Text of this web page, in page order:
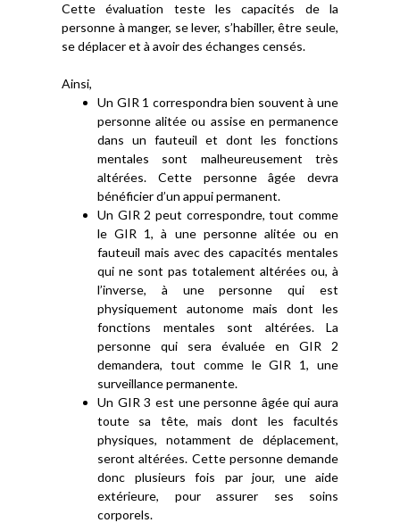
Cette évaluation teste les capacités de la
personne à manger, se lever, s’habiller, être seule,
se déplacer et à avoir des échanges censés.
Ainsi,
Un GIR 1 correspondra bien souvent à une
personne alitée ou assise en permanence
dans un fauteuil et dont les fonctions
mentales sont malheureusement très
altérées. Cette personne âgée devra
bénéficier d’un appui permanent.
Un GIR 2 peut correspondre, tout comme
le GIR 1, à une personne alitée ou en
fauteuil mais avec des capacités mentales
qui ne sont pas totalement altérées ou, à
l’inverse, à une personne qui est
physiquement autonome mais dont les
fonctions mentales sont altérées. La
personne qui sera évaluée en GIR 2
demandera, tout comme le GIR 1, une
surveillance permanente.
Un GIR 3 est une personne âgée qui aura
toute sa tête, mais dont les facultés
physiques, notamment de déplacement,
seront altérées. Cette personne demande
donc plusieurs fois par jour, une aide
extérieure, pour assurer ses soins
corporels.